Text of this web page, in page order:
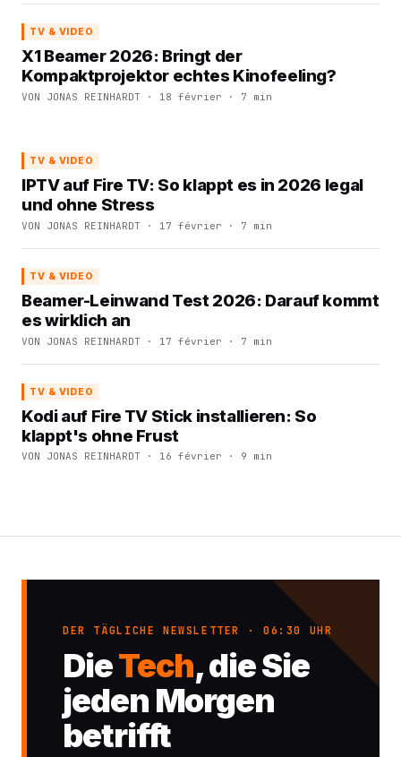
TV & VIDEO
X1 Beamer 2026: Bringt der
Kompaktprojektor echtes Kinofeeling?
VON JONAS REINHARDT · 18 février · 7 min
TV & VIDEO
IPTV auf Fire TV: So klappt es in 2026 legal
und ohne Stress
VON JONAS REINHARDT · 17 février · 7 min
TV & VIDEO
Beamer-Leinwand Test 2026: Darauf kommt
es wirklich an
VON JONAS REINHARDT · 17 février · 7 min
TV & VIDEO
Kodi auf Fire TV Stick installieren: So
klappt's ohne Frust
VON JONAS REINHARDT · 16 février · 9 min
DER TÄGLICHE NEWSLETTER · 06:30 UHR
DieTech, die Sie
jeden Morgen
betrifft